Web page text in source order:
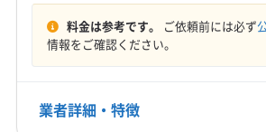
料金は参考です。 ご依頼前には必ず
情報をご確認ください。
業者詳細・特徴